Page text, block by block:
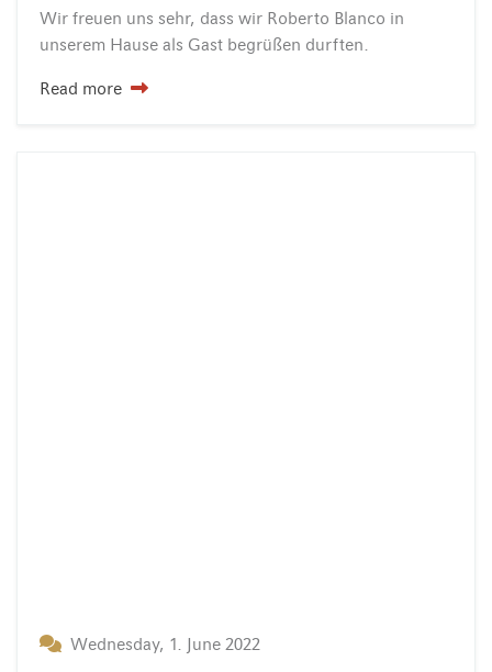
Wir freuen uns sehr, dass wir Roberto Blanco in
unserem Hause als Gast begrüßen durften.
Read more
Wednesday, 1. June 2022